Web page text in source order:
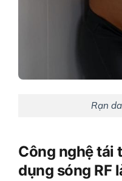
Rạn
Công nghệ tái
dụng sóng RF